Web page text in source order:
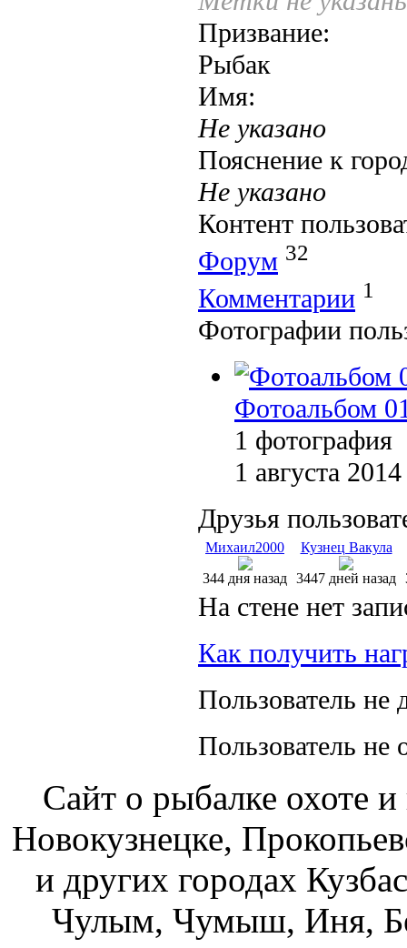
Призвание:
Рыбак
Имя:
Не указано
Пояснение к
Не указано
Контент
Форум 32
Комментарии 1
Фотографии
Фотоальбом
1 фотография
1 августа 2014
Друзья
Михаил2000
344 дня назад
Кузнец Вакула
3447 дней назад
На стене нет
Как получить
Пользователь не
Пользователь не
Сайт о рыбалке охоте
Новокузнецке,
и других городах
Чулым, Чумыш, Иня,